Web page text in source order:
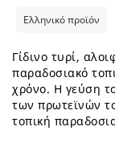
Ελληνικό προϊόν
Γίδινο τυρί,
παραδοσιακό
χρόνο. Η γεύση
των πρωτεϊνών
τοπική